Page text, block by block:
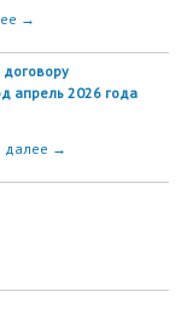
→
апрель 2026 года
далее →